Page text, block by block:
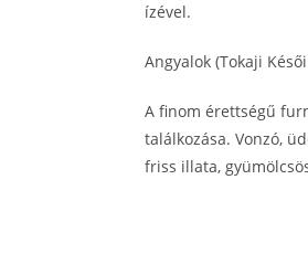
ízével.
Angyalok (Tokaji
A finom érettségű
találkozása. Vonzó,
friss illata,